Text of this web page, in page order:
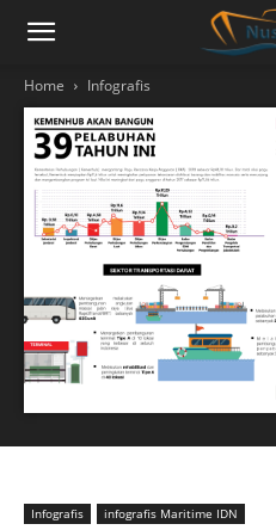
Home Infografis
Infografis infografis Maritime IDN